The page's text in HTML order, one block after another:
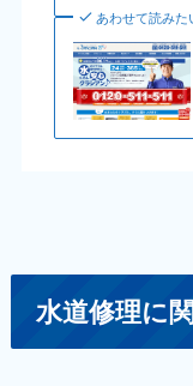
あわせて読みた
水道修理に